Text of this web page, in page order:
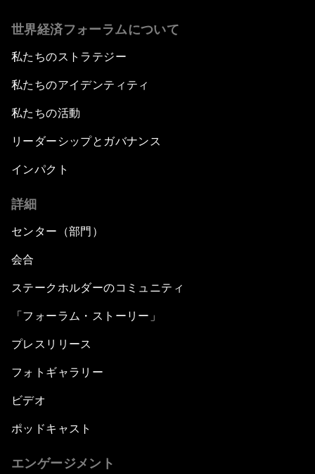
世界経済フォーラムについて
私たちのストラテジー
私たちのアイデンティティ
私たちの活動
リーダーシップとガバナンス
インパクト
詳細
センター（部門）
会合
ステークホルダーのコミュニティ
「フォーラム・ストーリー」
プレスリリース
フォトギャラリー
ビデオ
ポッドキャスト
エンゲージメント